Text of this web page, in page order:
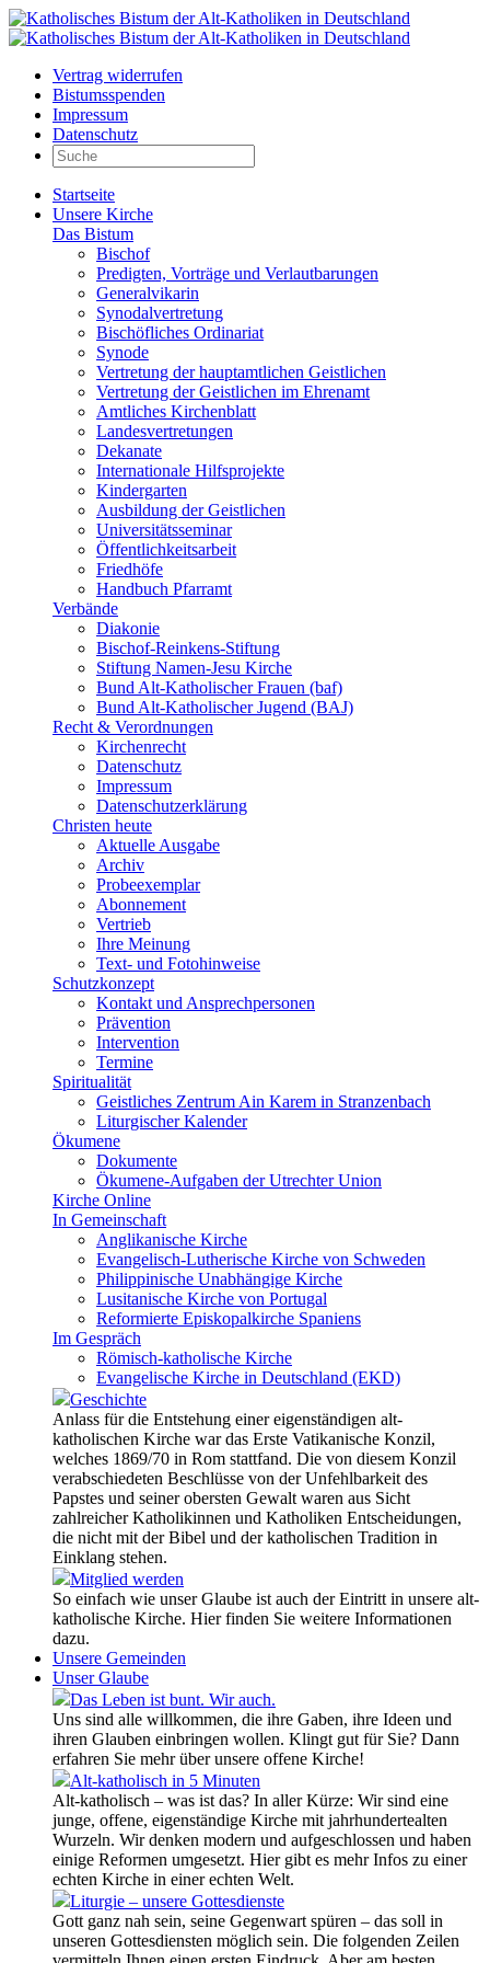
Vertrag widerrufen
Bistumsspenden
Impressum
Datenschutz
Startseite
Unsere Kirche
Das Bistum
Bischof
Predigten, Vorträge und Verlautbarungen
Generalvikarin
Synodalvertretung
Bischöfliches Ordinariat
Synode
Vertretung der hauptamtlichen Geistlichen
Vertretung der Geistlichen im Ehrenamt
Amtliches Kirchenblatt
Landesvertretungen
Dekanate
Internationale Hilfsprojekte
Kindergarten
Ausbildung der Geistlichen
Universitätsseminar
Öffentlichkeitsarbeit
Friedhöfe
Handbuch Pfarramt
Verbände
Diakonie
Bischof-Reinkens-Stiftung
Stiftung Namen-Jesu Kirche
Bund Alt-Katholischer Frauen (baf)
Bund Alt-Katholischer Jugend (BAJ)
Recht & Verordnungen
Kirchenrecht
Datenschutz
Impressum
Datenschutzerklärung
Christen heute
Aktuelle Ausgabe
Archiv
Probeexemplar
Abonnement
Vertrieb
Ihre Meinung
Text- und Fotohinweise
Schutzkonzept
Kontakt und Ansprechpersonen
Prävention
Intervention
Termine
Spiritualität
Geistliches Zentrum Ain Karem in Stranzenbach
Liturgischer Kalender
Ökumene
Dokumente
Ökumene-Aufgaben der Utrechter Union
Kirche Online
In Gemeinschaft
Anglikanische Kirche
Evangelisch-Lutherische Kirche von Schweden
Philippinische Unabhängige Kirche
Lusitanische Kirche von Portugal
Reformierte Episkopalkirche Spaniens
Im Gespräch
Römisch-katholische Kirche
Evangelische Kirche in Deutschland (EKD)
Geschichte
Anlass für die Entstehung einer eigenständigen alt-
katholischen Kirche war das Erste Vatikanische Konzil,
welches 1869/70 in Rom stattfand. Die von diesem Konzil
verabschiedeten Beschlüsse von der Unfehlbarkeit des
Papstes und seiner obersten Gewalt waren aus Sicht
zahlreicher Katholikinnen und Katholiken Entscheidungen,
die nicht mit der Bibel und der katholischen Tradition in
Einklang stehen.
Mitglied werden
So einfach wie unser Glaube ist auch der Eintritt in unsere alt-
katholische Kirche. Hier finden Sie weitere Informationen
dazu.
Unsere Gemeinden
Unser Glaube
Das Leben ist bunt. Wir auch.
Uns sind alle willkommen, die ihre Gaben, ihre Ideen und
ihren Glauben einbringen wollen. Klingt gut für Sie? Dann
erfahren Sie mehr über unsere offene Kirche!
Alt-katholisch in 5 Minuten
Alt-katholisch – was ist das? In aller Kürze: Wir sind eine
junge, offene, eigenständige Kirche mit jahrhundertealten
Wurzeln. Wir denken modern und aufgeschlossen und haben
einige Reformen umgesetzt. Hier gibt es mehr Infos zu einer
echten Kirche in einer echten Welt.
Liturgie – unsere Gottesdienste
Gott ganz nah sein, seine Gegenwart spüren – das soll in
unseren Gottesdiensten möglich sein. Die folgenden Zeilen